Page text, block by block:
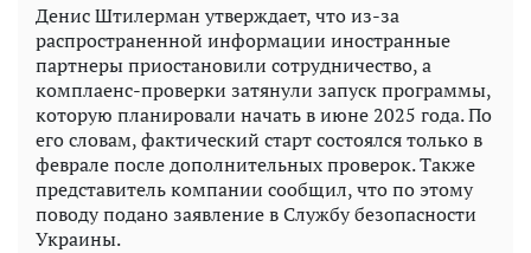
Денис Штилерман утверждает, что из-за
распространенной информации иностранные
партнеры приостановили сотрудничество, а
комплаенс-проверки затянули запуск программы,
которую планировали начать в июне 2025 года. По
его словам, фактический старт состоялся только в
феврале после дополнительных проверок. Также
представитель компании сообщил, что по этому
поводу подано заявление в Службу безопасности
Украины.